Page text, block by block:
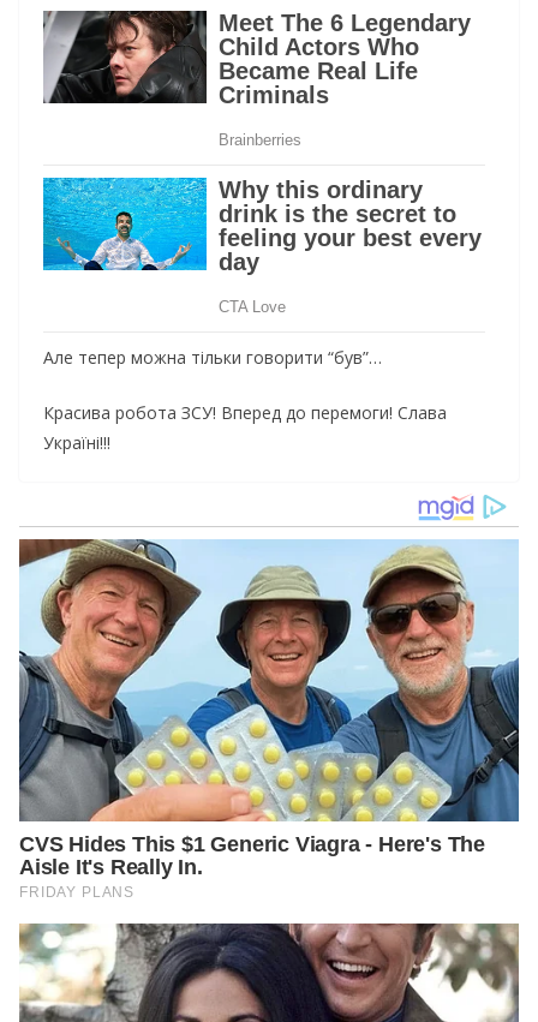
Але тепер можна тільки говорити “був”…
Красива робота ЗСУ! Вперед до перемоги! Слава
Україні!!!